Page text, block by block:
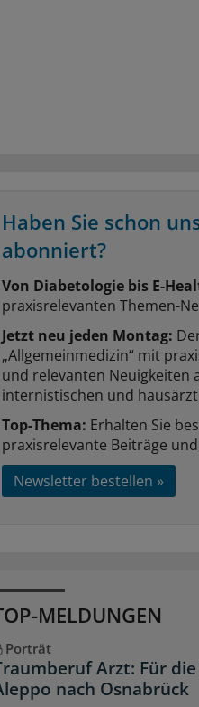
Haben Sie schon
abonniert?
Von Diabetologie bis E-
praxisrelevanten Themen-
Jetzt neu jeden Montag:
„Allgemeinmedizin“ mit
und relevanten Neuigkeiten
internistischen und
Top-Thema: Erhalten Sie
praxisrelevante Beiträge
Newsletter bestellen »
MELDUNGEN
Porträt
Arzt: Für
nach Osnabrück